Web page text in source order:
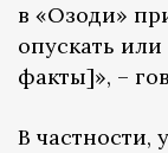
в «Озоди»
опускать
факты]», –
В частности,